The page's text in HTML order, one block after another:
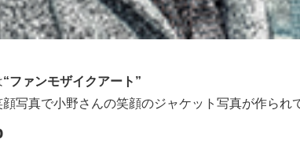
“ファンモザイクアート”
写真で小野さんの笑顔のジャケット写真が作られ